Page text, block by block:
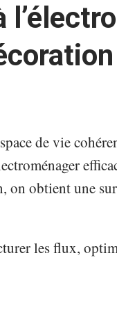
de vie
on obtient une
les flux,